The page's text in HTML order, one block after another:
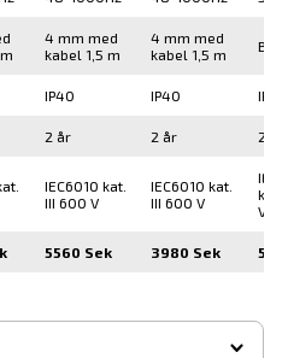
4 mm med
kabel 1,5 m
4 mm med
kabel 1,5 m
IP40 IP40
2 år 2 år 2
IEC6010 kat.
III 600 V
IEC6010 kat.
III 600 V
V
5560 Sek 3980 Sek
▾